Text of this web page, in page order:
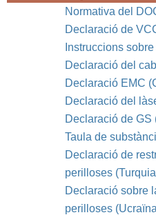
Normativa del
Declaració de
Instruccions
Declaració del
Declaració EMC
Declaració del
Declaració de GS
Taula de
Declaració de
perilloses
Declaració sobre
perilloses